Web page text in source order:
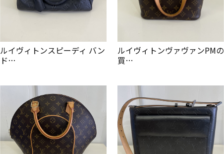
ルイヴィトンスピーディ バン
ド…
ルイヴィトンヴァヴァンPMの
買…